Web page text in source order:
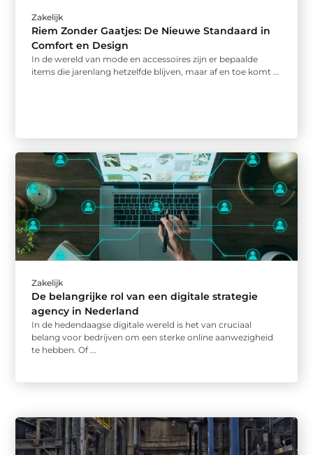
Zakelijk
Riem Zonder Gaatjes: De Nieuwe Standaard in
Comfort en Design
In de wereld van mode en accessoires zijn er bepaalde
items die jarenlang hetzelfde blijven, maar af en toe komt ...
Zakelijk
De belangrijke rol van een digitale strategie
agency in Nederland
In de hedendaagse digitale wereld is het van cruciaal
belang voor bedrijven om een sterke online aanwezigheid
te hebben. Of ...